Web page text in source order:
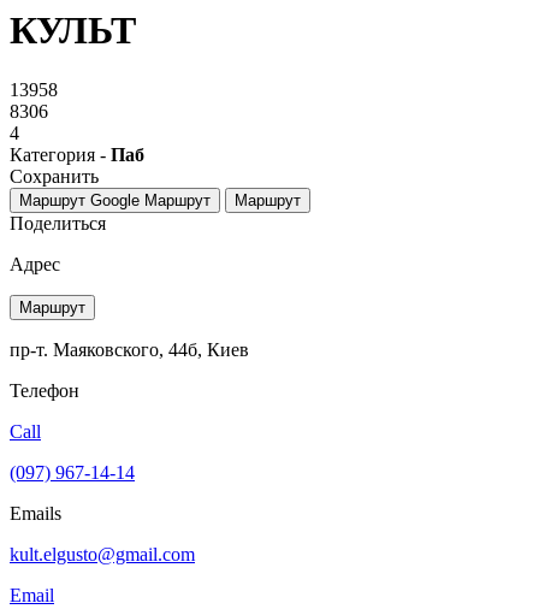
КУЛЬТ
13958
8306
4
Категория - Паб
Сохранить
Маршрут Google Маршрут Маршрут
Поделиться
Адрес
Маршрут
пр-т. Маяковского, 44б, Киев
Телефон
Call
(097) 967-14-14
Emails
kult.elgusto@gmail.com
Email